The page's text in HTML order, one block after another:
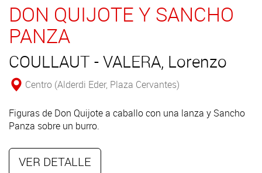
DON QUIJOTE Y SANCHO
PANZA
COULLAUT - VALERA, Lorenzo
Centro (Alderdi Eder, Plaza Cervantes)
Figuras de Don Quijote a caballo con una lanza y Sancho
Panza sobre un burro.
VER DETALLE